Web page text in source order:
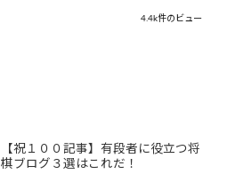
4.4k件のビュー
【祝１００記事】有段者に役立つ将
棋ブログ３選はこれだ！